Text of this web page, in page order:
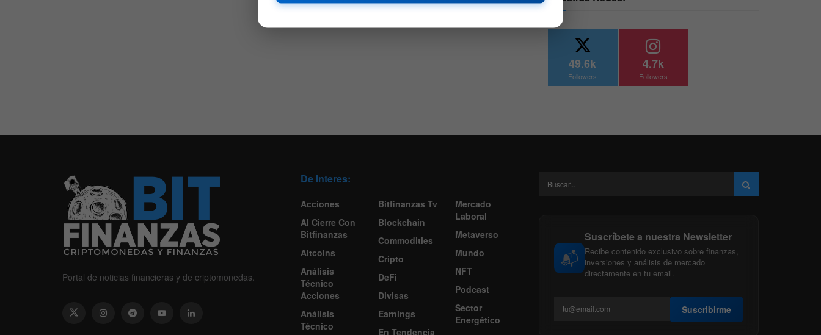
49.6k
Followers
4.7k
Followers
Portal de noticias financieras y de criptomonedas.
De Interes:
Acciones
Al Cierre Con
Bitfinanzas
Altcoins
Análisis
Técnico
Acciones
Análisis
Técnico
Bitfinanzas Tv
Blockchain
Commodities
Cripto
DeFi
Divisas
Earnings
En Tendencia
Mercado
Laboral
Metaverso
Mundo
NFT
Podcast
Sector
Energético
📬
Suscríbete a nuestra Newsletter
Recibe contenido exclusivo sobre finanzas,
inversiones y análisis de mercado
directamente en tu email.
Suscribirme